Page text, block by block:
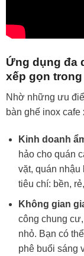
Ứng dụng đa
xếp gọn
Nhờ những ưu
bàn ghế inox
Kinh doanh
hảo cho quán
vặt, quán nhậu
tiêu chí: bền,
Không gian
công chung
nhỏ. Bạn có
phê buổi sáng